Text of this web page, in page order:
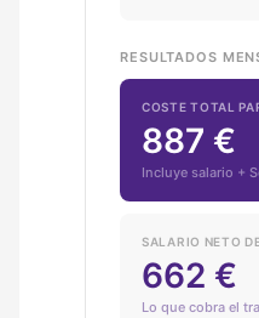
RESULTADOS
COSTE TOTAL
887 €
Incluye salario +
SALARIO NETO
662 €
Lo que cobra el